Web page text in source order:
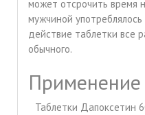
может отсрочить время
мужчиной
действие таблетки все
обычного.
Применение
Таблетки Дапоксетин